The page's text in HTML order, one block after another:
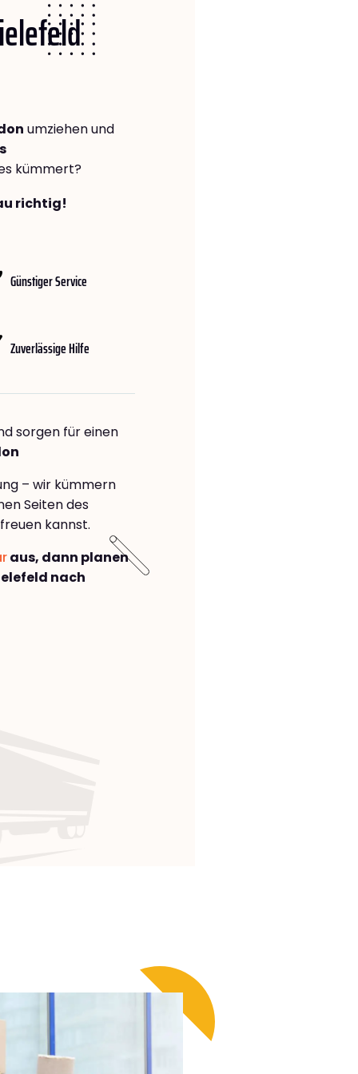
umziehen und
kümmert?
richtig!
Günstiger Service
Zuverlässige Hilfe
sorgen für einen
– wir kümmern
Seiten des
kannst.
aus, dann planen
nach